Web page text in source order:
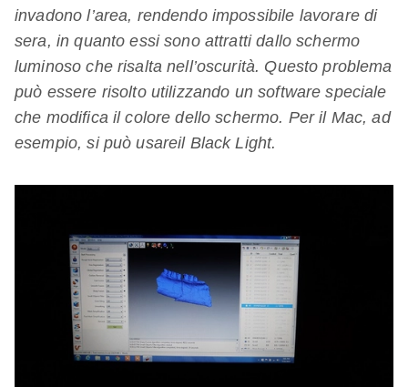
invadono l’area, rendendo impossibile lavorare di
sera, in quanto essi sono attratti dallo schermo
luminoso che risalta nell’oscurità. Questo problema
può essere risolto utilizzando un software speciale
che modifica il colore dello schermo. Per il Mac, ad
esempio, si può usareil Black Light.